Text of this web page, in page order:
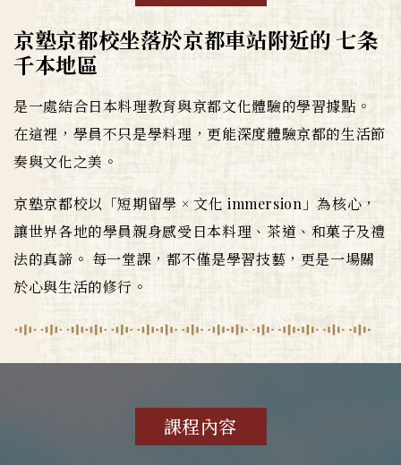
京塾京都校坐落於京都車站附近的 七条
千本地區
是一處結合日本料理教育與京都文化體驗的學習據點。
在這裡，學員不只是學料理，更能深度體驗京都的生活節
奏與文化之美。
京塾京都校以「短期留學 × 文化 immersion」為核心，
讓世界各地的學員親身感受日本料理、茶道、和菓子及禮
法的真諦。 每一堂課，都不僅是學習技藝，更是一場關
於心與生活的修行。
課程內容